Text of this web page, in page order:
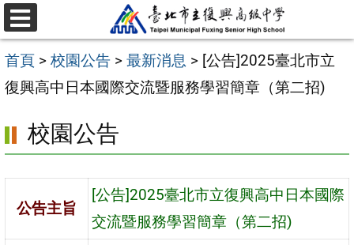
跳
至
主
要
容
區
選
單
首頁 > 校園公告 > 最新消息 > [公告]2025臺北市立
復興高中日本國際交流暨服務學習簡章（第二招)
校園公告
公告主旨
[公告]2025臺北市立復興高中日本國際
交流暨服務學習簡章（第二招)